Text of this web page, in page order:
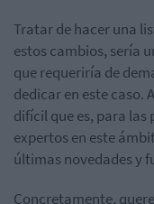
Tratar de hacer una
estos cambios, sería
que requeriría de
dedicar en este caso.
difícil que es, para las
expertos en este
últimas novedades y
Concretamente,